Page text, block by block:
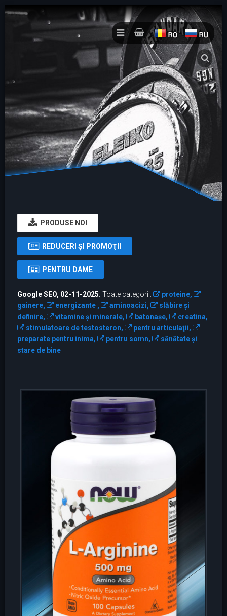
PRODUSE NOI
REDUCERI ŞI PROMOŢII
PENTRU DAME
Google SEO, 02-11-2025. Toate categorii:
proteine,
gainere,
energizante , aminoacizi,
slăbire și
definire,
vitamine şi minerale, batonaşe,
creatina,
stimulatoare de testosteron,
pentru articulaţii,
preparate pentru inima,
pentru somn,
sănătate și
stare de bine